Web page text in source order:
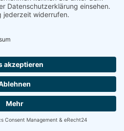
für Unternehmen in
und Betriebe
Ihnen eine sorgenfreie
Erstgespräch